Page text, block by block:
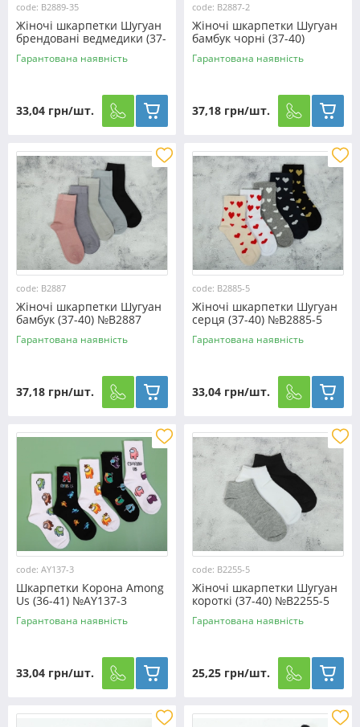
code: B2889-35
Жіночі шкарпетки Шугуан
брендовані ведмедики (37-
40) №B2889-35
Гарантована наявність
33,04 грн/шт.
code: B2887-2
Жіночі шкарпетки Шугуан
бамбук чорні (37-40)
№B2887-2
Гарантована наявність
37,18 грн/шт.
code: B2887
Жіночі шкарпетки Шугуан
бамбук (37-40) №B2887
Гарантована наявність
37,18 грн/шт.
code: B2885-5
Жіночі шкарпетки Шугуан
серця (37-40) №B2885-5
Гарантована наявність
33,04 грн/шт.
code: AY137-3
Шкарпетки Корона Among
Us (36-41) №AY137-3
Гарантована наявність
33,04 грн/шт.
code: B2255-5
Жіночі шкарпетки Шугуан
короткі (37-40) №B2255-5
Гарантована наявність
25,25 грн/шт.